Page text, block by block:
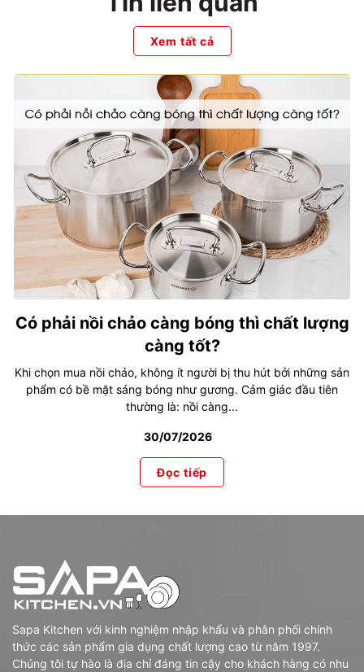
Xem tất cả
Có phải nồi chảo càng bóng thì chất lượng
càng tốt?
Khi chọn mua nồi chảo, không ít người bị thu hút bởi những sản
phẩm có bề mặt sáng bóng như gương. Cảm giác đầu tiên
thường là: nồi càng...
30/07/2026
Đọc tiếp
Sapa Kitchen với kinh nghiệm nhập khẩu và phân phối chính
thức các sản phẩm gia dụng chất lượng cao từ năm 1997.
Chúng tôi tự hào là địa chỉ đáng tin cậy cho khách hàng có nhu